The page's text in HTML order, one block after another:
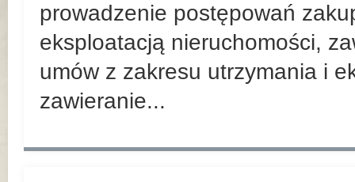
prowadzenie postępowań
eksploatacją nieruchomości,
umów z zakresu utrzymania i
zawieranie...